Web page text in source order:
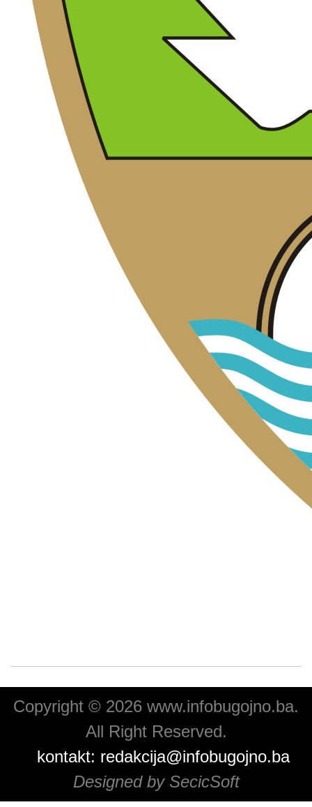
Copyright © 2026 www.infobugojno.ba.
All Right Reserved.
kontakt: redakcija@infobugojno.ba
Designed by SecicSoft